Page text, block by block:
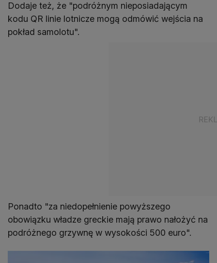
Dodaje też, że "podróżnym nieposiadającym
kodu QR linie lotnicze mogą odmówić wejścia na
pokład samolotu".
Ponadto "za niedopełnienie powyższego
obowiązku władze greckie mają prawo nałożyć na
podróżnego grzywnę w wysokości 500 euro".